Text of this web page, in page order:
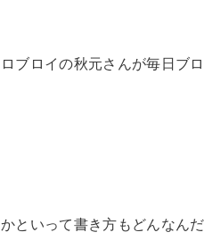
ロブロイの秋元さんが毎日ブ
かといって書き方もどんなん